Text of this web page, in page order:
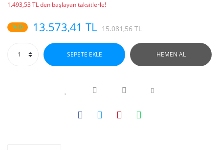
1.493,53 TL den başlayan taksitlerle!
%10 13.573,41 TL 15.081,56 TL
SEPETE EKLE HEMEN AL